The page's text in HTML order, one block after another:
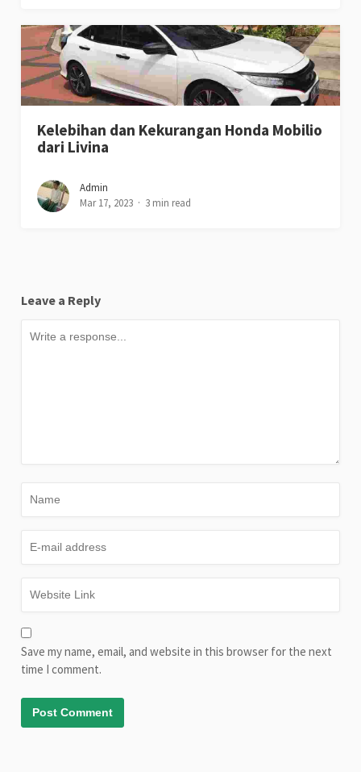
Kelebihan dan Kekurangan Honda Mobilio
dari Livina
Admin
Mar 17, 2023
3 min read
Leave a Reply
Save my name, email, and website in this browser for the next
time I comment.